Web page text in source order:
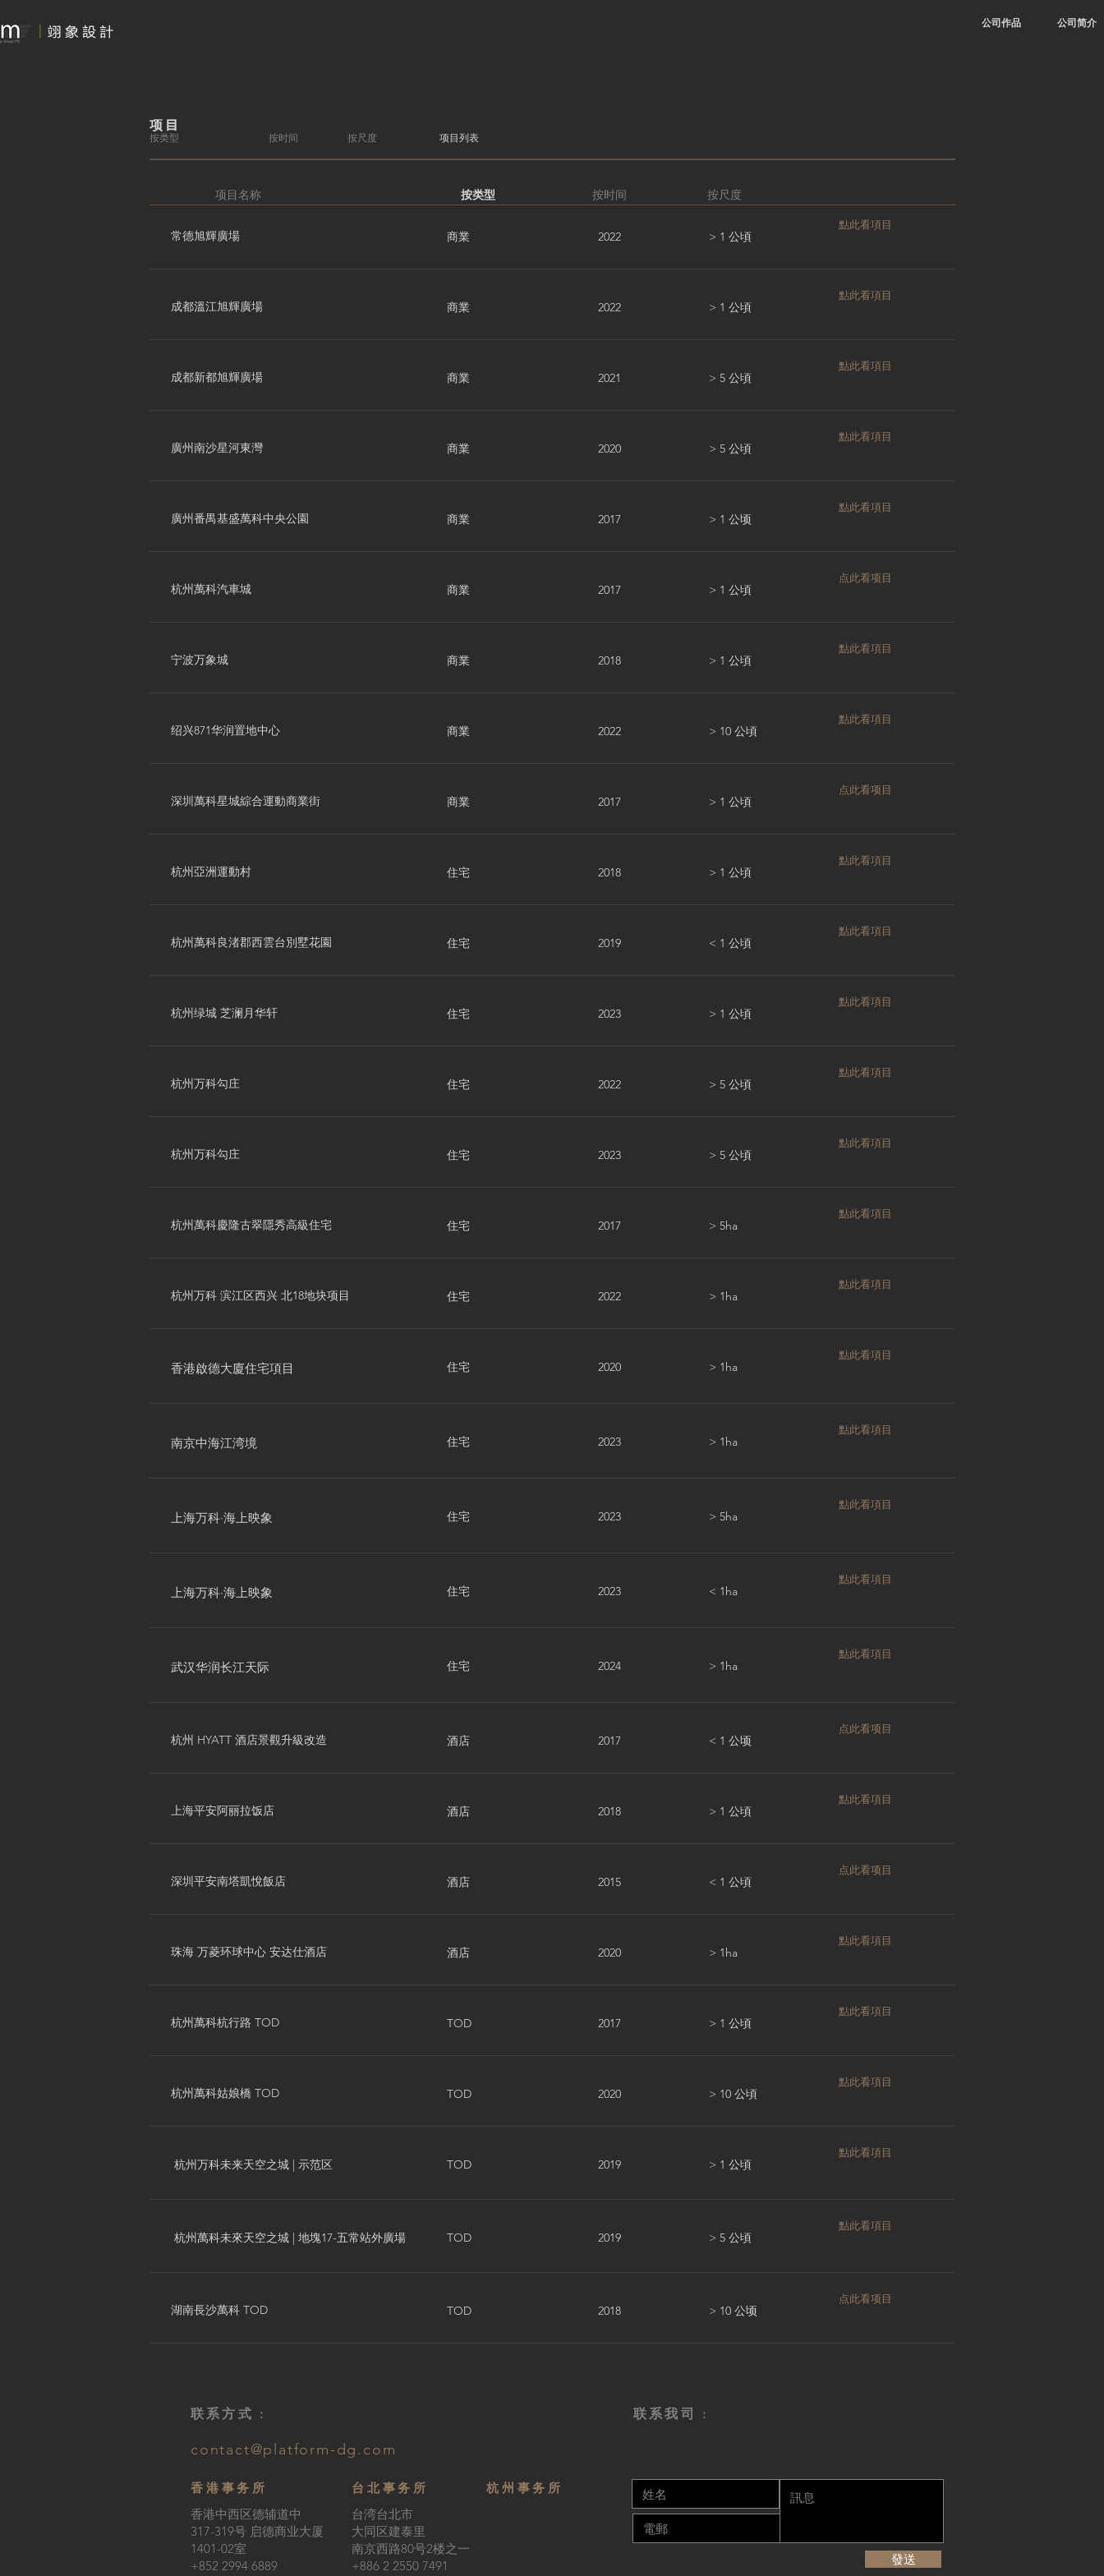
公司作品 公司简介
项目
按类型 按时间 按尺度 项目列表
项目名称 按类型 按时间 按尺度
常德旭輝廣場 商業 2022 > 1 公頃
點此看項目
成都溫江旭輝廣場 商業 2022 > 1 公頃
點此看項目
成都新都旭輝廣場 商業 2021 > 5 公頃
點此看項目
廣州南沙星河東灣 商業 2020 > 5 公頃
點此看項目
廣州番禺基盛萬科中央公園 商業 2017 > 1 公顷
點此看項目
杭州萬科汽車城 商業 2017 > 1 公頃
点此看项目
宁波万象城 商業 2018 > 1 公頃
點此看項目
绍兴871华润置地中心 商業 2022 > 10 公頃
點此看項目
深圳萬科星城綜合運動商業街 商業 2017 > 1 公頃
点此看项目
杭州亞洲運動村 住宅 2018 > 1 公頃
點此看項目
杭州萬科良渚郡西雲台別墅花園 住宅 2019 < 1 公頃
點此看項目
杭州绿城 芝澜月华轩 住宅 2023 > 1 公頃
點此看項目
杭州万科勾庄 住宅 2022 > 5 公頃
點此看項目
杭州万科勾庄 住宅 2023 > 5 公頃
點此看項目
杭州萬科慶隆古翠隱秀高級住宅 住宅 2017 > 5ha
點此看項目
杭州万科 滨江区西兴 北18地块项目 住宅 2022 > 1ha
點此看項目
香港啟德大廈住宅項目 住宅 2020 > 1ha
點此看項目
南京中海江湾境 住宅 2023 > 1ha
點此看項目
上海万科·海上映象 住宅 2023 > 5ha
點此看項目
上海万科·海上映象 住宅 2023 < 1ha
點此看項目
武汉华润长江天际 住宅 2024 > 1ha
點此看項目
杭州 HYATT 酒店景觀升級改造 酒店 2017 < 1 公顷
点此看项目
上海平安阿丽拉饭店 酒店 2018 > 1 公頃
點此看項目
深圳平安南塔凱悅飯店 酒店 2015 < 1 公頃
点此看项目
珠海 万菱环球中心 安达仕酒店 酒店 2020 > 1ha
點此看項目
杭州萬科杭行路 TOD TOD 2017 > 1 公頃
點此看項目
杭州萬科姑娘橋 TOD TOD 2020 > 10 公頃
點此看項目
杭州万科未来天空之城 | 示范区 TOD 2019 > 1 公頃
點此看項目
杭州萬科未來天空之城 | 地塊17-五常站外廣場 TOD 2019 > 5 公頃
點此看項目
湖南長沙萬科 TOD TOD 2018 > 10 公顷
点此看项目
联系方式 : 联系我司 :
contact@platform-dg.com
香港事务所
香港中西区德辅道中
317-319号 启德商业大厦
1401-02室
+852 2994 6889
台北事务所
台湾台北市
大同区建泰里
南京西路80号2楼之一
+886 2 2550 7491
杭州事务所
發送